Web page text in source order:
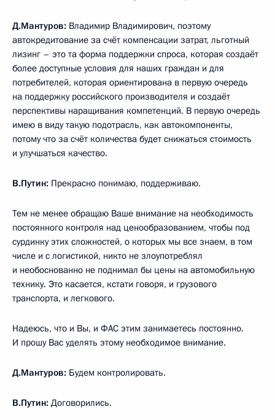
Д.Мантуров: Владимир Владимирович, поэтому
автокредитование за счёт компенсации затрат, льготный
лизинг – это та форма поддержки спроса, которая создаёт
более доступные условия для наших граждан и для
потребителей, которая ориентирована в первую очередь
на поддержку российского производителя и создаёт
перспективы наращивания компетенций. В первую очередь
имею в виду такую подотрасль, как автокомпоненты,
потому что за счёт количества будет снижаться стоимость
и улучшаться качество.
В.Путин: Прекрасно понимаю, поддерживаю.
Тем не менее обращаю Ваше внимание на необходимость
постоянного контроля над ценообразованием, чтобы под
сурдинку этих сложностей, о которых мы все знаем, в том
числе и с логистикой, никто не злоупотреблял
и необоснованно не поднимал бы цены на автомобильную
технику. Это касается, кстати говоря, и грузового
транспорта, и легкового.
Надеюсь, что и Вы, и ФАС этим занимаетесь постоянно.
И прошу Вас уделять этому необходимое внимание.
Д.Мантуров: Будем контролировать.
В.Путин: Договорились.